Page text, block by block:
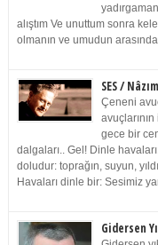
alıştım Ve unuttum sonra
olmanın ve umudun
SES /
Çeneni
gece bir
dalgaları.. Gel! Dinle
doludur: toprağın, suyun,
Havaları dinle bir: Sesimiz
Gidersen